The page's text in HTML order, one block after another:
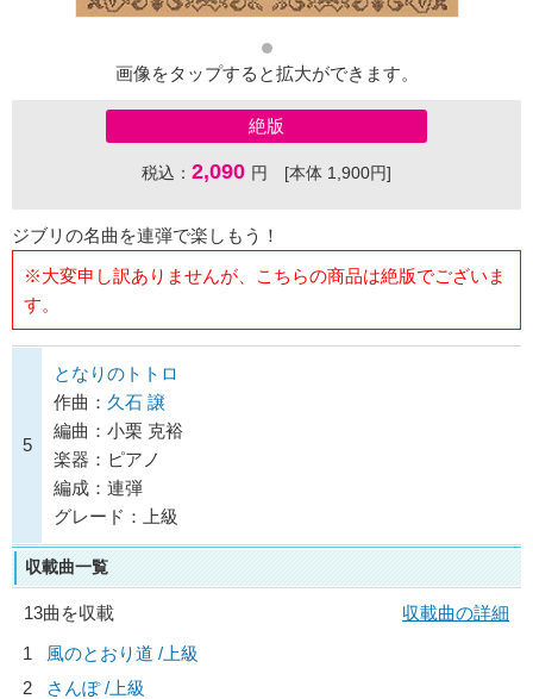
画像をタップすると拡大ができます。
絶版
税込： 2,090 円 [本体 1,900円]
ジブリの名曲を連弾で楽しもう！
※大変申し訳ありませんが、こちらの商品は絶版でございま
す。
5
となりのトトロ
作曲： 久石 譲
編曲：小栗 克裕
楽器：ピアノ
編成：連弾
グレード：上級
収載曲一覧
13曲を収載
収載曲の詳細
1
風のとおり道 /上級
2
さんぽ /上級